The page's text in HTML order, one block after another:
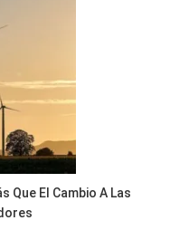
Que El Cambio A Las